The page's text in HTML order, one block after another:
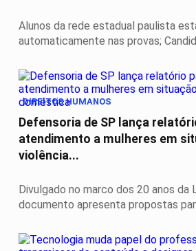
Alunos da rede estadual paulista
automaticamente nas provas;
DIREITOS HUMANOS
Defensoria de SP lança
atendimento a mulheres em
violência...
Divulgado no marco dos 20 anos da
documento apresenta propostas